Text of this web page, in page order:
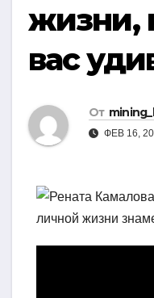
жизни,
вас
От
ФЕВ 16,